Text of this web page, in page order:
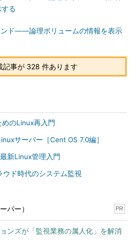
る
ンド――論理ボリュームの情報を表示
記事が 328 件あります
めのLinux再入門
サーバー［Cent OS 7.0編］
新Linux管理入門
ド時代のシステム監視
パー） PR
ンズが「監視業務の属人化」を解消